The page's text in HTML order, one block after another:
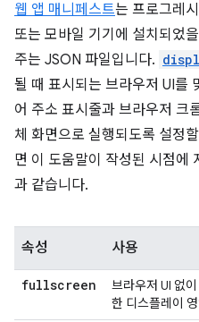
웹 앱 매니페스트는 프로그레
또는 모바일 기기에 설치되었
주는 JSON 파일입니다.
될 때 표시되는 브라우저 UI를
어 주소 표시줄과 브라우저 크
체 화면으로 실행되도록 설정
면 이 도움말이 작성된 시점에
과 같습니다.
속성 사용
fullscreen
브라우저 UI 없
한 디스플레이